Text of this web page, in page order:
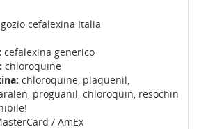
cefalexina Italia
cefalexina generico
chloroquine
chloroquine, plaquenil,
proguanil, chloroquin, resochin
/ AmEx